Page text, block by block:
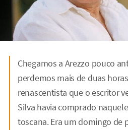
Chegamos a Arezzo pouco
perdemos mais de duas
renascentista que o escritor
Silva havia comprado
toscana. Era um domingo de